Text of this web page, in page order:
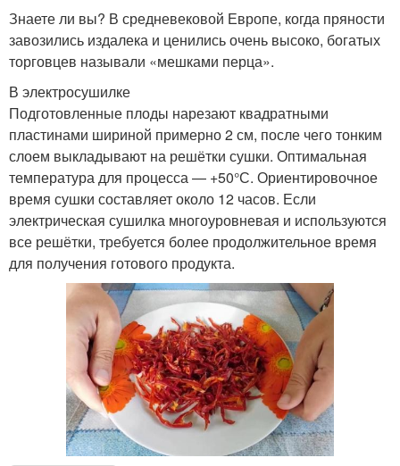
Знаете ли вы? В средневековой Европе, когда пряности
завозились издалека и ценились очень высоко, богатых
торговцев называли «мешками перца».
В электросушилке
Подготовленные плоды нарезают квадратными
пластинами шириной примерно 2 см, после чего тонким
слоем выкладывают на решётки сушки. Оптимальная
температура для процесса — +50°С. Ориентировочное
время сушки составляет около 12 часов. Если
электрическая сушилка многоуровневая и используются
все решётки, требуется более продолжительное время
для получения готового продукта.